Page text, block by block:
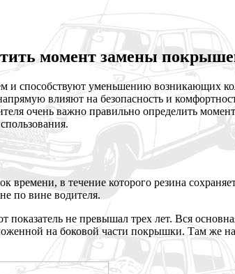
момент замены
и способствуют уменьшению возникающих
влияют на безопасность и
очень важно правильно определить
в течение которого резина
по вине водителя.
не превышал трех лет. Вся
на боковой части покрышки. Там же